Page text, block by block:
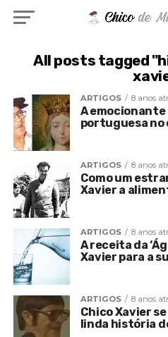
All posts tagged
ARTIGOS 8 anos
A
portuguesa no
ARTIGOS 8 anos
Como um
Xavier a
ARTIGOS 8 anos
A receita da
Xavier para a
ARTIGOS 8 anos
Chico Xavier
linda história